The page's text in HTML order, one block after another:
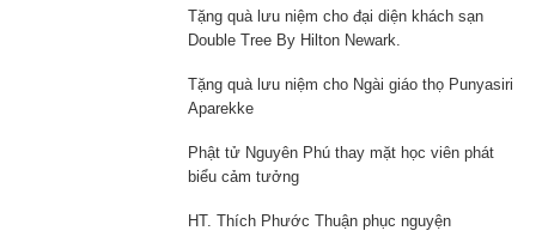
Tặng quà lưu niệm cho đại diện khách sạn
Double Tree By Hilton Newark.
Tặng quà lưu niệm cho Ngài giáo thọ Punyasiri
Aparekke
Phật tử Nguyên Phú thay mặt học viên phát
biểu cảm tưởng
HT. Thích Phước Thuận phục nguyện